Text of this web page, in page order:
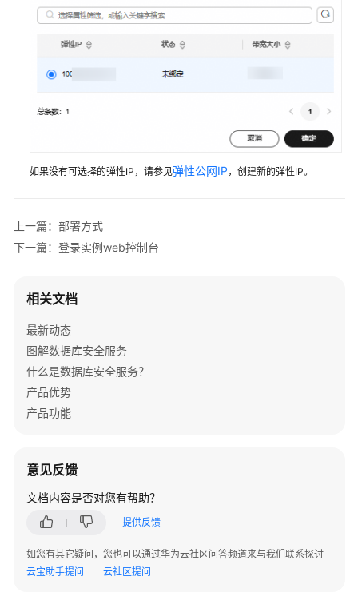
DBSS
买
据
服
数
据
全
计
数
据
库
加
密
数
库
安
如果没有可选择的弹性IP，请参见弹性公网IP ，创建新的弹性IP。
上一篇：部署方式
下一篇：登录实例web控制台
相关文档
最新动态
图解数据库安全服务
什么是数据库安全服务？
产品优势
产品功能
意见反馈
文档内容是否对您有帮助？
提供反馈
如您有其它疑问，您也可以通过华为云社区问答频道来与我们联系探讨
云宝助手提问
云社区提问